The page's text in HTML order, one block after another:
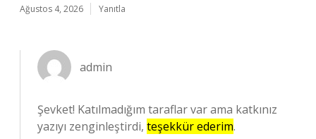
Ağustos 4, 2026 Yanıtla
admin
Şevket! Katılmadığım taraflar var ama katkınız
yazıyı zenginleştirdi, teşekkür ederim.